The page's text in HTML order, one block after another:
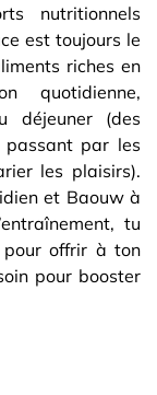
nutritionnels
est toujours le
riches en
quotidienne,
déjeuner (des
passant par les
les plaisirs).
et Baouw à
tu
pour offrir à ton
pour booster